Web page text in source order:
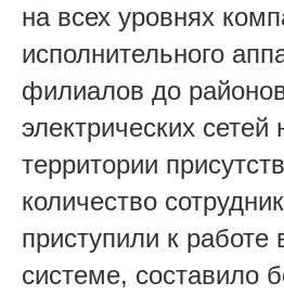
на всех уровнях
исполнительного
филиалов до
электрических сетей
территории
количество
приступили к работе
системе, составило